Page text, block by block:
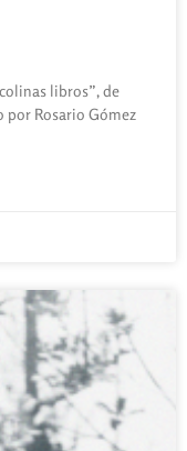
libros”, de
por Rosario Gómez